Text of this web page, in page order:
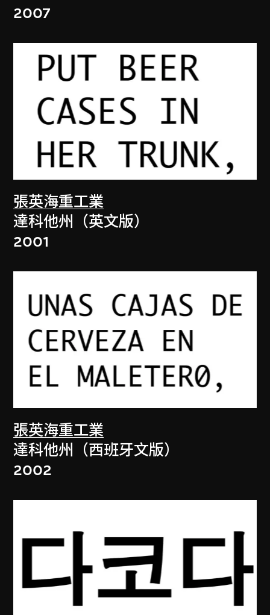
2007
張英海重工業
達科他州（英文版）
2001
張英海重工業
達科他州（西班牙文版）
2002